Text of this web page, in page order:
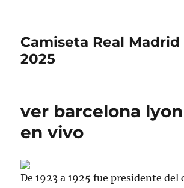
Camiseta Real Madrid
2025
ver barcelona
en vivo
De 1923 a 1925 fue presidente del